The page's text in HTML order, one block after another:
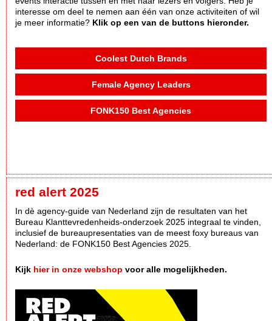
interesse om deel te nemen aan één van onze activiteiten of wil
je meer informatie? Klik op een van de buttons hieronder.
Coolest Dutch Brands
Female Agency Leaders
FONK150 Best Agencies
red alert 2025
In dè agency-guide van Nederland zijn de resultaten van het
Bureau Klanttevredenheids-onderzoek 2025 integraal te vinden,
inclusief de bureaupresentaties van de meest foxy bureaus van
Nederland: de FONK150 Best Agencies 2025.
Kijk hier in onze webshop voor alle mogelijkheden.